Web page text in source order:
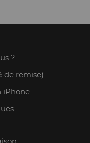
?
de remise)
iPhone